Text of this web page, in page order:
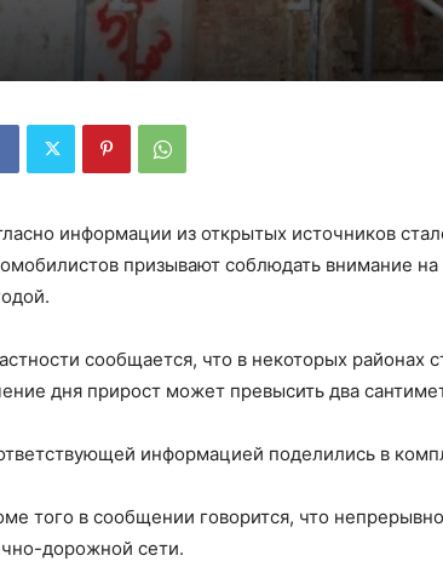
информации из открытых источников
призывают соблюдать внимание на
сообщается, что в некоторых районах
дня прирост может превысить два
информацией поделились в
того в сообщении говорится, что
дорожной сети.